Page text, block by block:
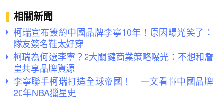
相關新聞
柯瑞宣布簽約中國品牌李寧10年！原因曝光笑了：
隊友簽名鞋太好穿
柯瑞為何選李寧？2大關鍵商業策略曝光：不想和詹
皇共享品牌資源
李寧聯手柯瑞打造全球帝國！ 一文看懂中國品牌
20年NBA獵星史